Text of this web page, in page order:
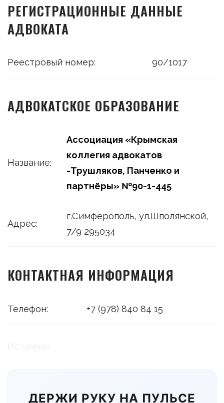
РЕГИСТРАЦИОННЫЕ ДАННЫЕ
АДВОКАТА
Реестровый номер: 90/1017
АДВОКАТСКОЕ ОБРАЗОВАНИЕ
Название:
Ассоциация «Крымская
коллегия адвокатов
-Трушляков, Панченко и
партнёры» №90-1-445
Адрес:
г.Симферополь, ул.Шполянской,
7/9 295034
КОНТАКТНАЯ ИНФОРМАЦИЯ
Телефон: +7 (978) 840 84 15
ДЕРЖИ РУКУ НА ПУЛЬСЕ